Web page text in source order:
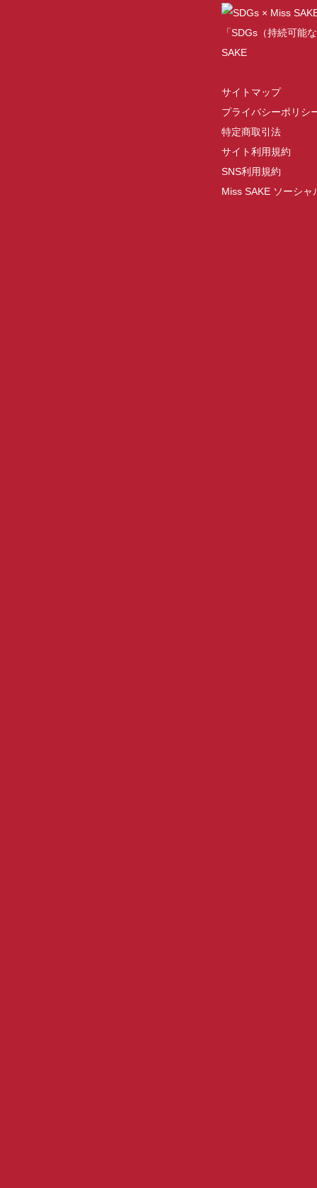
「SDGs（持続可能
SAKE
サイトマップ
プライバシーポリシ
特定商取引法
サイト利用規約
SNS利用規約
Miss SAKE ソーシ